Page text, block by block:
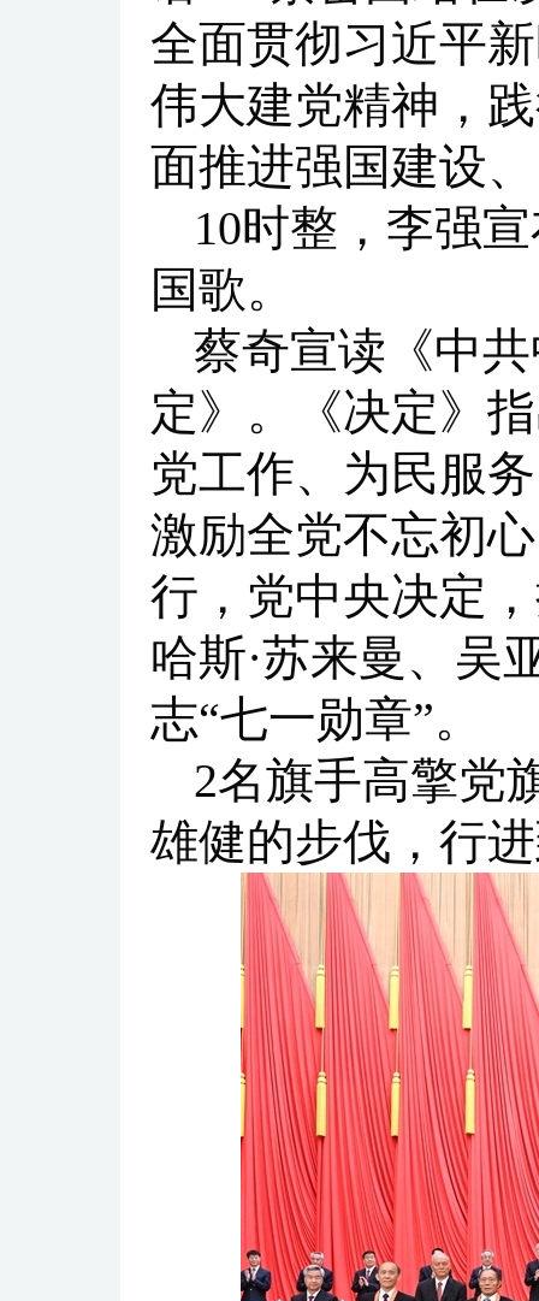
全面贯彻习近平
伟大建党精神，
面推进强国建设
10时整，李强
国歌。
蔡奇宣读《中
定》。《决定》
党工作、为民服
激励全党不忘初
行，党中央决定
哈斯·苏来曼、吴
志“七一勋章”。
2名旗手高擎党
雄健的步伐，行